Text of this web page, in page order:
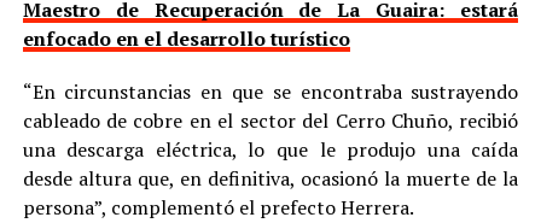
Maestro de Recuperación de La Guaira: estará
enfocado en el desarrollo turístico
“En circunstancias en que se encontraba sustrayendo
cableado de cobre en el sector del Cerro Chuño, recibió
una descarga eléctrica, lo que le produjo una caída
desde altura que, en definitiva, ocasionó la muerte de la
persona”, complementó el prefecto Herrera.